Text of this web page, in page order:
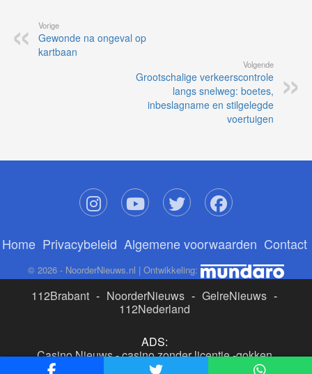
Vorige
Gewonde na ongeval op
kartbaan
Volgende
Grootschalige verkeerscontrole
langs snelweg: boetes,
inbeslagname en stilgelegde
voertuigen
Home Privacybeleid Algemene voorwaarden Contact
© 2026 - NoorderNieuws.nl | Ontwikkeling:
112Brabant - NoorderNieuws - GelreNieuws -
112Nederland
ADS:
Casino Nieuws-casino zonder licentie-gokken
buitenlandse site
beste online casino nederland